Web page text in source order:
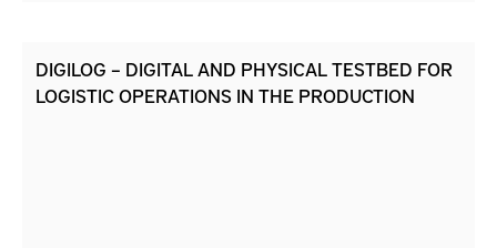
DIGILOG – DIGITAL AND PHYSICAL TESTBED FOR
LOGISTIC OPERATIONS IN THE PRODUCTION